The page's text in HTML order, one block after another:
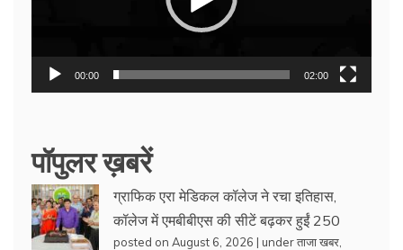
00:00 02:00
पॉपुलर ख़बरें
ग्राफिक एरा मेडिकल कॉलेज ने रचा इतिहास,
कॉलेज में एमबीबीएस की सीटें बढ़कर हुईं 250
posted on August 6, 2026 | underताजा खबर